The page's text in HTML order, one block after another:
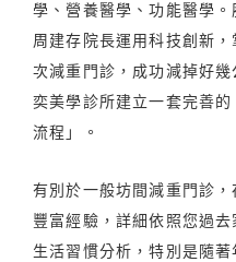
學、營養醫學、功能醫學
周建存院長運用科技創新
次減重門診，成功減掉好
奕美學診所建立一套完善
流程」。
有別於一般坊間減重門診
豐富經驗，詳細依照您過
生活習慣分析，特別是隨